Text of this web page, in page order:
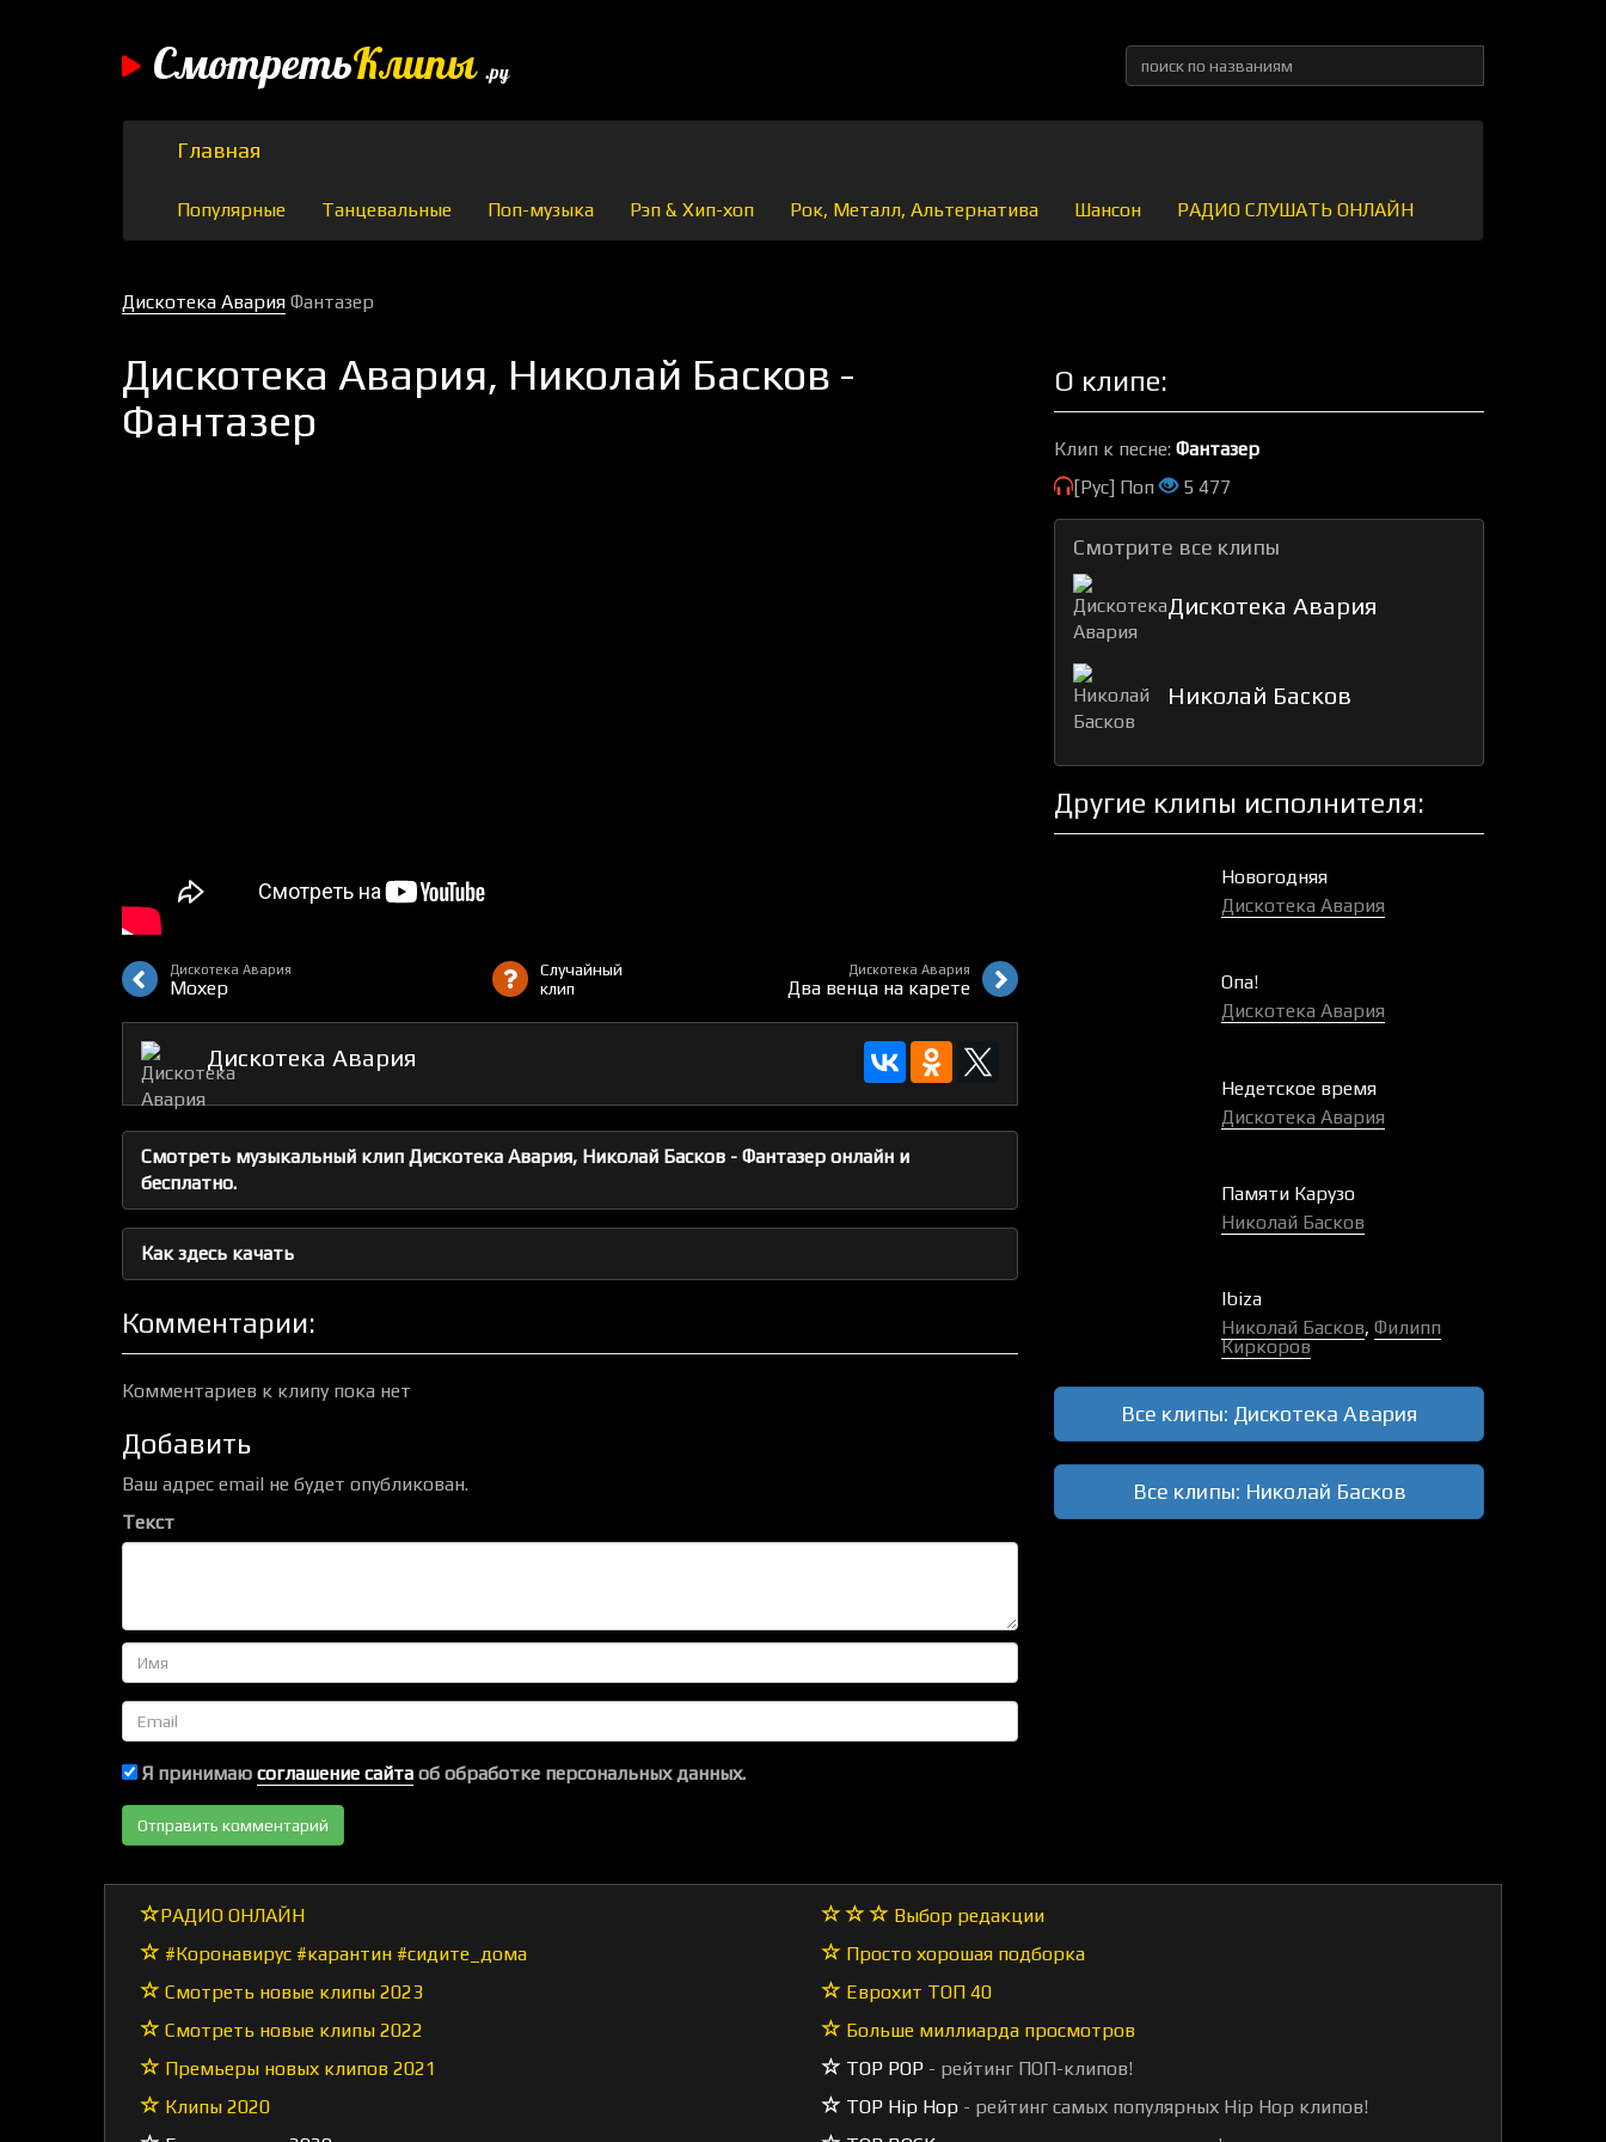
СмотретьКлипы .ру
Главная
Популярные Танцевальные Поп-музыка Рэп & Хип-хоп Рок, Металл, Альтернатива Шансон РАДИО СЛУШАТЬ ОНЛАЙН
Дискотека Авария Фантазер
Дискотека Авария, Николай Басков -
Фантазер
Дискотека Авария
Мохер
Случайный
клип
Дискотека Авария
Два венца на карете
Дискотека Авария
Смотреть музыкальный клип Дискотека Авария, Николай Басков - Фантазер онлайн и
бесплатно.
Как здесь качать
Комментарии:
Комментариев к клипу пока нет
Добавить
Ваш адрес email не будет опубликован.
Текст
Имя
Email
Я принимаю соглашение сайта об обработке персональных данных.
О клипе:
Клип к песне: Фантазер
[Рус] Поп
5 477
Смотрите все клипы
Дискотека Авария
Николай Басков
Другие клипы исполнителя:
Новогодняя
Дискотека Авария
Опа!
Дискотека Авария
Недетское время
Дискотека Авария
Памяти Карузо
Николай Басков
Ibiza
Николай Басков, Филипп
Киркоров
Все клипы: Дискотека Авария
Все клипы: Николай Басков
РАДИО ОНЛАЙН
#Коронавирус #карантин #сидите_дома
Смотреть новые клипы 2023
Смотреть новые клипы 2022
Премьеры новых клипов 2021
Клипы 2020
Выбор редакции
Просто хорошая подборка
Еврохит ТОП 40
Больше миллиарда просмотров
TOP POP - рейтинг ПОП-клипов!
TOP Hip Hop - рейтинг самых популярных Hip Hop клипов!